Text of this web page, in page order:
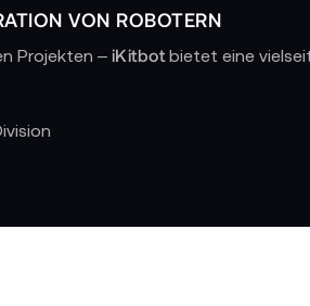
VON ROBOTERN
Projekten – iKitbotbietet eine
MASCHINE LEBENDIG WIRD
Bewegungen, natürliche